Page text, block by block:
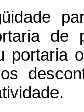
de
portaria